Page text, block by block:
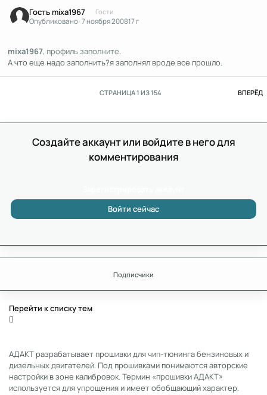
Гость mixa1967 Гости
Опубликовано:7 ноября 200817 г
mixa1967, профиль заполните.
А что еще надо заполнить?я заполнял вроде все прошло.
ВПЕРЁД
СТРАНИЦА 1 ИЗ 154
Создайте аккаунт или войдите в него для
комментирования
Войти сейчас
Подписчики
Перейти к списку тем
АДАКТ разрабатывает прошивки для чип-тюнинга бензиновых и
дизельных двигателей. Под прошивками понимаются авторские
настройки в зоне калибровок. Термин «прошивки АДАКТ»
используется для упрощения и имеет обобщающий характер.